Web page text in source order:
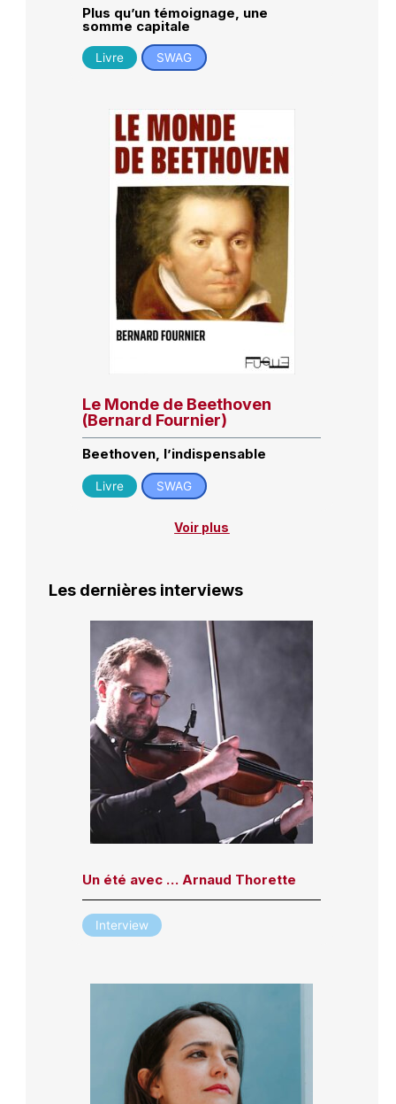
Plus qu’un témoignage, une
somme capitale
Livre SWAG
Le Monde de Beethoven
(Bernard Fournier)
Beethoven, l’indispensable
Livre SWAG
Voir plus
Les dernières interviews
Un été avec … Arnaud Thorette
Interview